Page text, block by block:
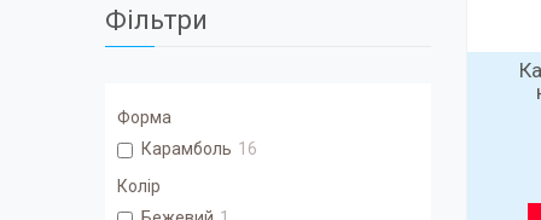
Фільтри
Форма
Карамболь 16
Колір